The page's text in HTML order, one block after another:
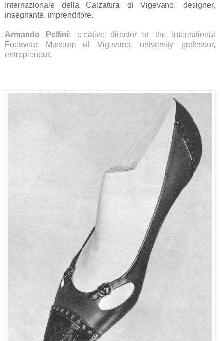
Internazionale della Calzatura di Vigevano, designer,
insegnante, imprenditore.
Armando Pollini: creative director at the International
Footwear Museum of Vigevano, university professor,
entrepreneur.